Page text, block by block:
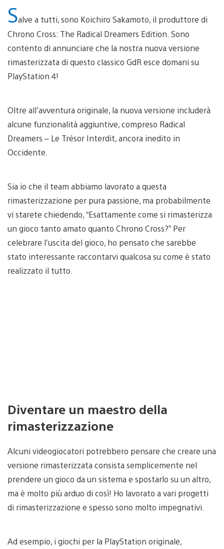
Salve a tutti, sono Koichiro Sakamoto, il produttore di
Chrono Cross: The Radical Dreamers Edition. Sono
contento di annunciare che la nostra nuova versione
rimasterizzata di questo classico GdR esce domani su
PlayStation 4!
Oltre all’avventura originale, la nuova versione includerà
alcune funzionalità aggiuntive, compreso Radical
Dreamers – Le Trésor Interdit, ancora inedito in
Occidente.
Sia io che il team abbiamo lavorato a questa
rimasterizzazione per pura passione, ma probabilmente
vi starete chiedendo, “Esattamente come si rimasterizza
un gioco tanto amato quanto Chrono Cross?” Per
celebrare l’uscita del gioco, ho pensato che sarebbe
stato interessante raccontarvi qualcosa su come è stato
realizzato il tutto.
Diventare un maestro della
rimasterizzazione
Alcuni videogiocatori potrebbero pensare che creare una
versione rimasterizzata consista semplicemente nel
prendere un gioco da un sistema e spostarlo su un altro,
ma è molto più arduo di così! Ho lavorato a vari progetti
di rimasterizzazione e spesso sono molto impegnativi.
Ad esempio, i giochi per la PlayStation originale,